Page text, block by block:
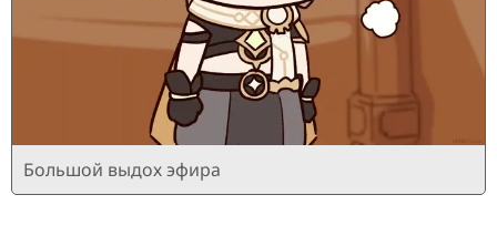
Большой выдох эфира